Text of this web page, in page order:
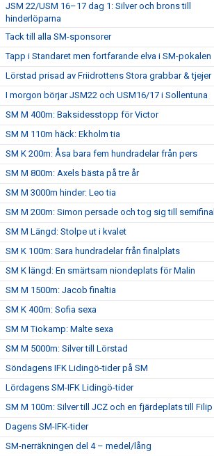
JSM 22/USM 16–17 dag 1: Silver och brons till
hinderlöparna
Tack till alla SM-sponsorer
Tapp i Standaret men fortfarande elva i SM-pokalen
Lörstad prisad av Friidrottens Stora grabbar & tjejer
I morgon börjar JSM22 och USM16/17 i Sollentuna
SM M 400m: Baksidesstopp för Victor
SM M 110m häck: Ekholm tia
SM K 200m: Åsa bara fem hundradelar från pers
SM M 800m: Axels bästa på tre år
SM M 3000m hinder: Leo tia
SM M 200m: Simon persade och tog sig till semifinal
SM M Längd: Stolpe ut i kvalet
SM K 100m: Sara hundradelar från finalplats
SM K längd: En smärtsam niondeplats för Malin
SM M 1500m: Jacob finaltia
SM K 400m: Sofia sexa
SM M Tiokamp: Malte sexa
SM M 5000m: Silver till Lörstad
Söndagens IFK Lidingö-tider på SM
Lördagens SM-IFK Lidingö-tider
SM M 100m: Silver till JCZ och en fjärdeplats till Filip
Dagens SM-IFK-tider
SM-nerräkningen del 4 – medel/lång